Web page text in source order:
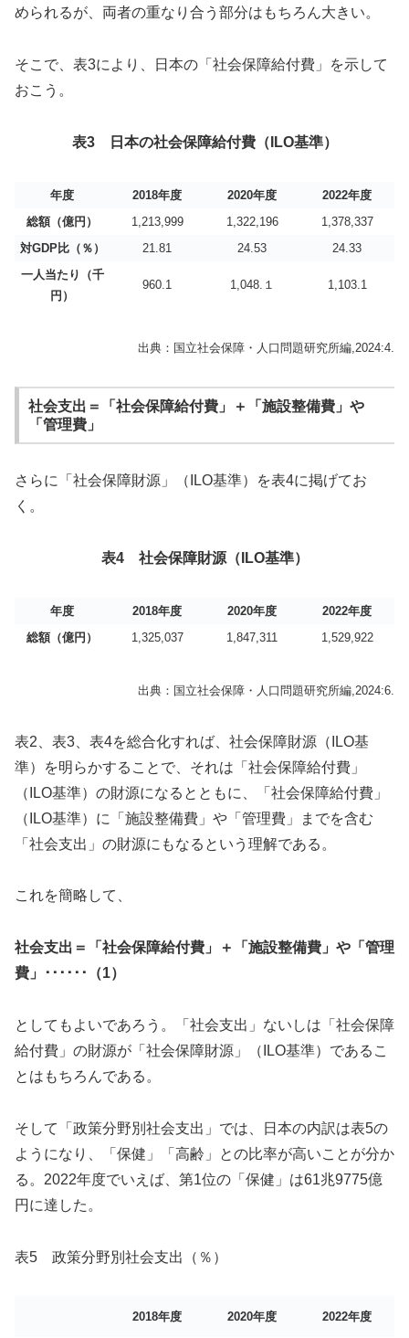
められるが、両者の重なり合う部分はもちろん大きい。
そこで、表3により、日本の「社会保障給付費」を示して
おこう。
表3 日本の社会保障給付費（ILO基準）
年度 2018年度 2020年度
2022年度
総額（億円）
1,213,999 1,322,196
1,378,337
対GDP比（％）
21.81 24.53
24.33
一人当たり（千
円）
960.1 1,048.１ 1,103.1
出典：国立社会保障・人口問題研究所編,2024:4.
社会支出＝「社会保障給付費」＋「施設整備費」や
「管理費」
さらに「社会保障財源」（ILO基準）を表4に掲げてお
く。
表4 社会保障財源（ILO基準）
年度 2018年度 2020年度
2022年度
総額（億円）
1,325,037 1,847,311 1,529,922
出典：国立社会保障・人口問題研究所編,2024:6.
表2、表3、表4を総合化すれば、社会保障財源（ILO基
準）を明らかすることで、それは「社会保障給付費」
（ILO基準）の財源になるとともに、「社会保障給付費」
（ILO基準）に「施設整備費」や「管理費」までを含む
「社会支出」の財源にもなるという理解である。
これを簡略して、
社会支出＝「社会保障給付費」＋「施設整備費」や「管理
費」･･････（1）
としてもよいであろう。「社会支出」ないしは「社会保障
給付費」の財源が「社会保障財源」（ILO基準）であるこ
とはもちろんである。
そして「政策分野別社会支出」では、日本の内訳は表5の
ようになり、「保健」「高齢」との比率が高いことが分か
る。2022年度でいえば、第1位の「保健」は61兆9775億
円に達した。
表5 政策分野別社会支出（％）
2018年度 2020年度 2022年度